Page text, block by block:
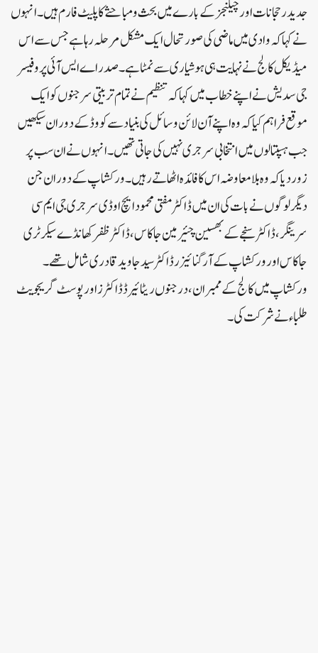
جدید رحجانات اور چیلنجز کے بارے میں بحث و مباحثے کا پلیٹ فارم ہیں ۔ انہوں
نے کہا کہ وادی میں ماضی کی صورتحال ایک مشکل مرحلہ رہا ہے جس سے اس
میڈیکل کالج نے نہایت ہی ہوشیاری سے نمٹا ہے ۔ صدر اے ایس آئی پروفیسر
جی سدیش نے اپنے خطاب میں کہا کہ تنظیم نے تمام تربیتی سرجنوں کو ایک
موقع فراہم کیا کہ وہ اپنے آن لائن وسائل کی بنیاد سے کووڈ کے دوران سیکھیں
جب ہسپتالوں میں انتخابی سرجری نہیں کی جاتی تھیں ۔ انہوں نے ان سب پر
زور دیا کہ وہ بلا معاوضہ اس کا فائدہ اٹھاتے رہیں ۔ ورکشاپ کے دوران جن
دیگر لوگوں نے بات کی ان میں ڈاکٹر مفتی محمود ایچ او ڈی سرجری جی ایم سی
سرینگر ، ڈاکٹر سنجے کے بھسین چئیر مین جاکاس ، ڈاکٹر ظفر کھانڈے سیکرٹری
جاکاس اور ورکشاپ کے آرگنائیزر ڈاکٹر سید جاوید قادری شامل تھے ۔
ورکشاپ میں کالج کے ممبران ، درجنوں ریٹائیرڈ ڈاکٹرز اور پوسٹ گریجویٹ
طلباء نے شرکت کی ۔